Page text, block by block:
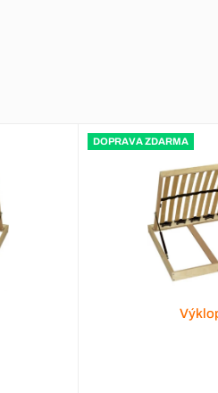
DOPRAVA ZDARMA